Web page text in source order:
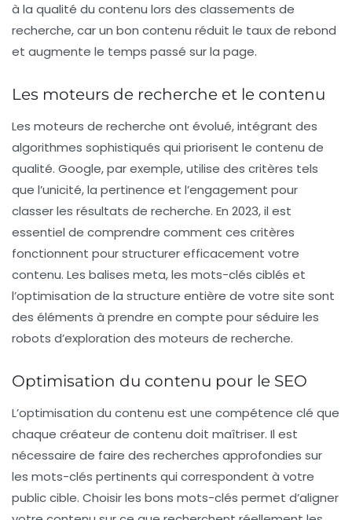
à la qualité du contenu lors des classements de
recherche, car un bon contenu réduit le taux de rebond
et augmente le temps passé sur la page.
Les moteurs de recherche et le contenu
Les moteurs de recherche ont évolué, intégrant des
algorithmes sophistiqués qui priorisent le contenu de
qualité. Google, par exemple, utilise des critères tels
que l’unicité, la pertinence et l’engagement pour
classer les résultats de recherche. En 2023, il est
essentiel de comprendre comment ces critères
fonctionnent pour structurer efficacement votre
contenu. Les balises meta, les mots-clés ciblés et
l’optimisation de la structure entière de votre site sont
des éléments à prendre en compte pour séduire les
robots d’exploration des moteurs de recherche.
Optimisation du contenu pour le SEO
L’optimisation du contenu est une compétence clé que
chaque créateur de contenu doit maîtriser. Il est
nécessaire de faire des recherches approfondies sur
les mots-clés pertinents qui correspondent à votre
public cible. Choisir les bons mots-clés permet d’aligner